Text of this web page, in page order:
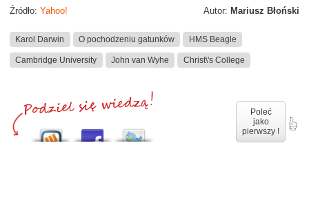
Autor: Mariusz Błoński
Źródło: Yahoo!
Karol Darwin O pochodzeniu gatunków HMS Beagle
Cambridge University John van Wyhe Christ\'s College
Poleć
jako
pierwszy !